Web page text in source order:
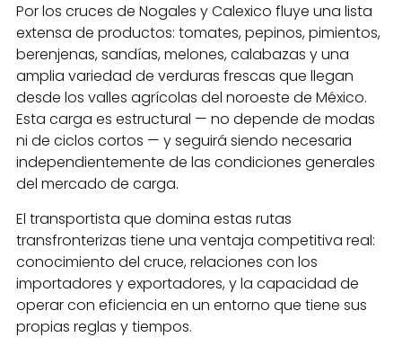
Por los cruces de Nogales y Calexico fluye una lista
extensa de productos: tomates, pepinos, pimientos,
berenjenas, sandías, melones, calabazas y una
amplia variedad de verduras frescas que llegan
desde los valles agrícolas del noroeste de México.
Esta carga es estructural — no depende de modas
ni de ciclos cortos — y seguirá siendo necesaria
independientemente de las condiciones generales
del mercado de carga.
El transportista que domina estas rutas
transfronterizas tiene una ventaja competitiva real:
conocimiento del cruce, relaciones con los
importadores y exportadores, y la capacidad de
operar con eficiencia en un entorno que tiene sus
propias reglas y tiempos.